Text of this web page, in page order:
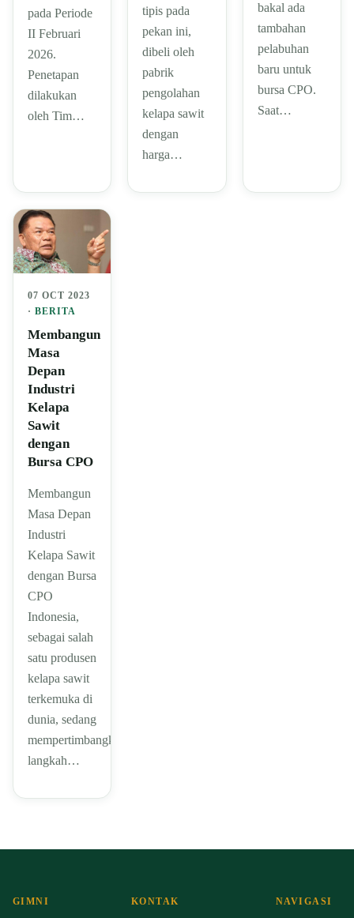
pada Periode
II Februari
2026.
Penetapan
dilakukan
oleh Tim…
tipis pada
pekan ini,
dibeli oleh
pabrik
pengolahan
kelapa sawit
dengan
harga…
bakal ada
tambahan
pelabuhan
baru untuk
bursa CPO.
Saat…
07 OCT 2023
· BERITA
Membangun
Masa
Depan
Industri
Kelapa
Sawit
dengan
Bursa CPO
Membangun
Masa Depan
Industri
Kelapa Sawit
dengan Bursa
CPO
Indonesia,
sebagai salah
satu produsen
kelapa sawit
terkemuka di
dunia, sedang
mempertimbangkan
langkah…
GIMNI KONTAK NAVIGASI